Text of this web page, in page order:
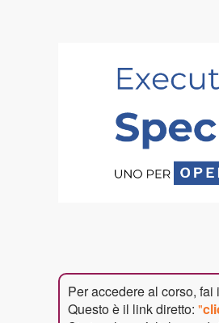
Per accedere al corso,
Questo è il link diretto: "